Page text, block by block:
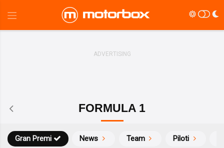
FORMULA 1
News
Gran Premi Team Piloti